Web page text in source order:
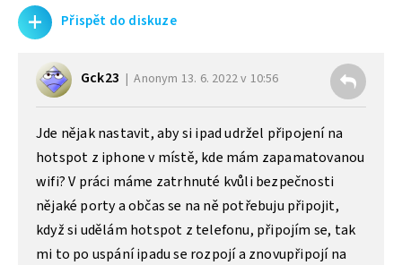
+ Přispět do diskuze
Gck23 Anonym 13. 6. 2022 v 10:56
Jde nějak nastavit, aby si ipad udržel připojení na
hotspot z iphone v místě, kde mám zapamatovanou
wifi? V práci máme zatrhnuté kvůli bezpečnosti
nějaké porty a občas se na ně potřebuju připojit,
když si udělám hotspot z telefonu, připojím se, tak
mi to po uspání ipadu se rozpojí a znovupřipojí na